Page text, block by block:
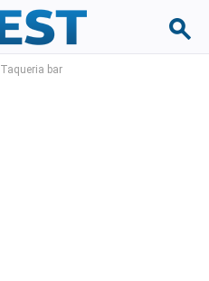
Taqueria bar